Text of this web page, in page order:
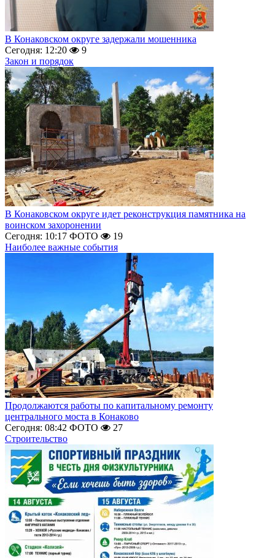
В Конаковском округе задержали мошенника
Сегодня: 12:20
9
Закон и порядок
В Конаковском округе идет реконструкция памятника на
воинском захоронении
Сегодня: 10:17 ФОТО
19
Наиболее важные события
Продолжаются работы по капитальному ремонту
центрального моста в Конаково
Сегодня: 08:42 ФОТО
27
Строительство